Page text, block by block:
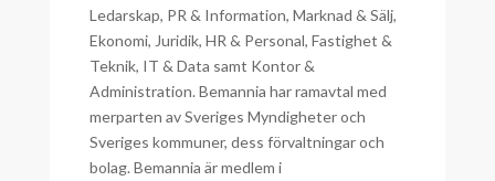
Ledarskap, PR & Information, Marknad & Sälj,
Ekonomi, Juridik, HR & Personal, Fastighet &
Teknik, IT & Data samt Kontor &
Administration. Bemannia har ramavtal med
merparten av Sveriges Myndigheter och
Sveriges kommuner, dess förvaltningar och
bolag. Bemannia är medlem i